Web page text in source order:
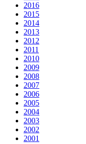
2016
2015
2014
2013
2012
2011
2010
2009
2008
2007
2006
2005
2004
2003
2002
2001